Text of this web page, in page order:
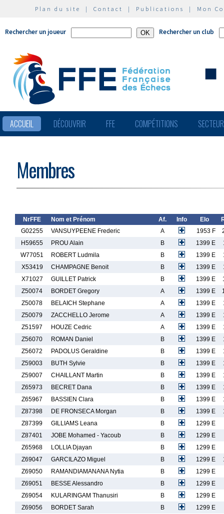
Plan du site | Contact | Publications | Mon
Rechercher un joueur Rechercher un club
ACCUEIL DÉCOUVRIR FFE COMPÉTITIONS
Membres
NrFFE Nom et Prénom Af. Info Elo
G02255
VANSUYPEENE Frederic A 1953 F
H59655
PROU Alain B 1399 E
W77051
ROBERT Ludmila B 1399 E
X53419
CHAMPAGNE Benoit B 1399 E
X71027
GUILLET Patrick B 1399 E
Z50074
BORDET Gregory A 1399 E
Z50078
BELAICH Stephane A 1399 E
Z50079
ZACCHELLO Jerome A 1399 E
Z51597
HOUZE Cedric A 1399 E
Z56070
ROMAN Daniel B 1399 E
Z56072
PADOLUS Geraldine B 1399 E
Z59003
BUTH Sylvie B 1399 E
Z59007
CHAILLANT Martin B 1399 E
Z65973
BECRET Dana B 1399 E
Z65967
BASSIEN Clara B 1399 E
Z87398
DE FRONSECA Morgan B 1399 E
Z87399
GILLIAMS Leana B
1299 E
Z87401
JOBE Mohamed - Yacoub B
1299 E
Z65968
LOLLIA Djayan B
1299 E
Z69047
GARCILAZO Miguel B 1299 E
Z69050
RAMANDIAMANANA Nytia B
1299 E
Z69051
BESSE Alessandro B
1299 E
Z69054
KULARINGAM Thanusiri B
1299 E
Z69056
BORDET Sarah B
1299 E